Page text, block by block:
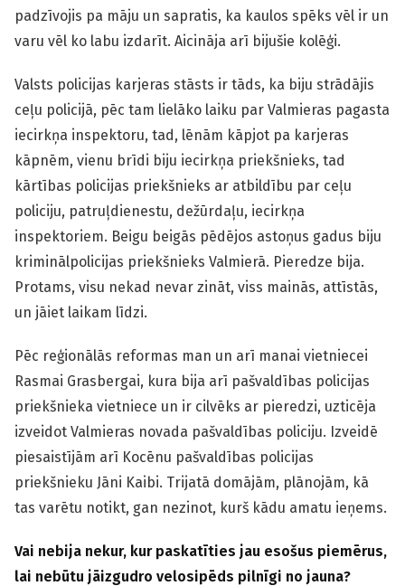
padzīvojis pa māju un sapratis, ka kaulos spēks vēl ir un
varu vēl ko labu izdarīt. Aicināja arī bijušie kolēģi.
Valsts policijas karjeras stāsts ir tāds, ka biju strādājis
ceļu policijā, pēc tam lielāko laiku par Valmieras pagasta
iecirkņa inspektoru, tad, lēnām kāpjot pa karjeras
kāpnēm, vienu brīdi biju iecirkņa priekšnieks, tad
kārtības policijas priekšnieks ar atbildību par ceļu
policiju, patruļdienestu, dežūrdaļu, iecirkņa
inspektoriem. Beigu beigās pēdējos astoņus gadus biju
kriminālpolicijas priekšnieks Valmierā. Pieredze bija.
Protams, visu nekad nevar zināt, viss mainās, attīstās,
un jāiet laikam līdzi.
Pēc reģionālās reformas man un arī manai vietniecei
Rasmai Grasbergai, kura bija arī pašvaldības policijas
priekšnieka vietniece un ir cilvēks ar pieredzi, uzticēja
izveidot Valmieras novada pašvaldības policiju. Izveidē
piesaistījām arī Kocēnu pašvaldības policijas
priekšnieku Jāni Kaibi. Trijatā domājām, plānojām, kā
tas varētu notikt, gan nezinot, kurš kādu amatu ieņems.
Vai nebija nekur, kur paskatīties jau esošus piemērus,
lai nebūtu jāizgudro velosipēds pilnīgi no jauna?